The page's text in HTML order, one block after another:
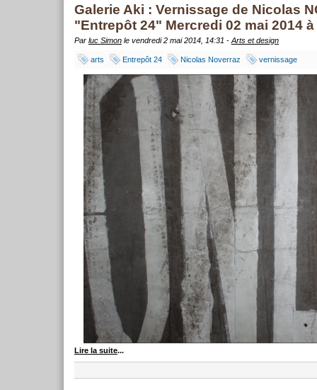
Galerie Aki : Vernissage de Nicolas
"Entrepôt 24" Mercredi 02 mai 2014
Par luc Simon le vendredi 2 mai 2014, 14:31 - Arts et design
arts Entrepôt 24 Nicolas Noverraz vernissage
Lire la suite...